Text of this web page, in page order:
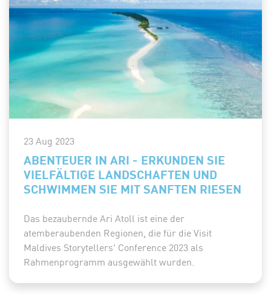
23 Aug 2023
ABENTEUER IN ARI - ERKUNDEN SIE
VIELFÄLTIGE LANDSCHAFTEN UND
SCHWIMMEN SIE MIT SANFTEN RIESEN
Das bezaubernde Ari Atoll ist eine der
atemberaubenden Regionen, die für die Visit
Maldives Storytellers' Conference 2023 als
Rahmenprogramm ausgewählt wurden.